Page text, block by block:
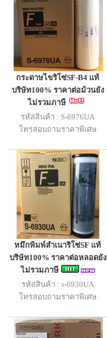
กระดาษไขริโซ่SF-B4 แท้
บริษัท100% ราคาต่อม้วนยัง
ไม่รวมภาษี
รหัสสินค้า : S-6976UA
โทรสอบถามราคาพิเศษ
หมึกพิมพ์สำเนาริโซ่SF แท้
บริษัท100% ราคาต่อหลอดยัง
ไม่รวมภาษี
รหัสสินค้า : s-6930UA
โทรสอบถามราคาพิเศษ